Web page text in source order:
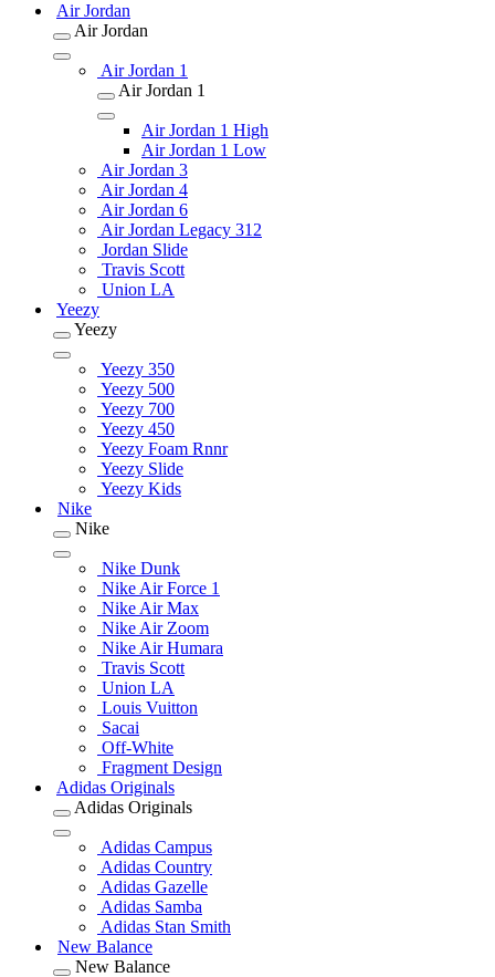
Air Jordan
Air Jordan
Air Jordan 1
Air Jordan 1
Air Jordan 1 High
Air Jordan 1 Low
Air Jordan 3
Air Jordan 4
Air Jordan 6
Air Jordan Legacy 312
Jordan Slide
Travis Scott
Union LA
Yeezy
Yeezy
Yeezy 350
Yeezy 500
Yeezy 700
Yeezy 450
Yeezy Foam Rnnr
Yeezy Slide
Yeezy Kids
Nike
Nike
Nike Dunk
Nike Air Force 1
Nike Air Max
Nike Air Zoom
Nike Air Humara
Travis Scott
Union LA
Louis Vuitton
Sacai
Off-White
Fragment Design
Adidas Originals
Adidas Originals
Adidas Campus
Adidas Country
Adidas Gazelle
Adidas Samba
Adidas Stan Smith
New Balance
New Balance